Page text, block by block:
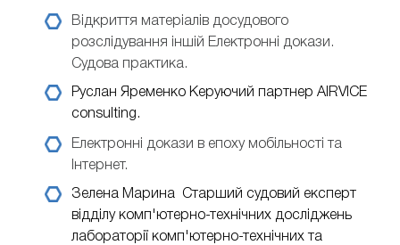
Відкриття матеріалів досудового
розслідування іншій Електронні докази.
Судова практика.
Руслан Яременко Керуючий партнер AIRVICE
consulting.
Електронні докази в епоху мобільності та
Інтернет.
Зелена Марина
Старший судовий експерт
відділу комп'ютерно-технічних досліджень
лабораторії комп'ютерно-технічних та